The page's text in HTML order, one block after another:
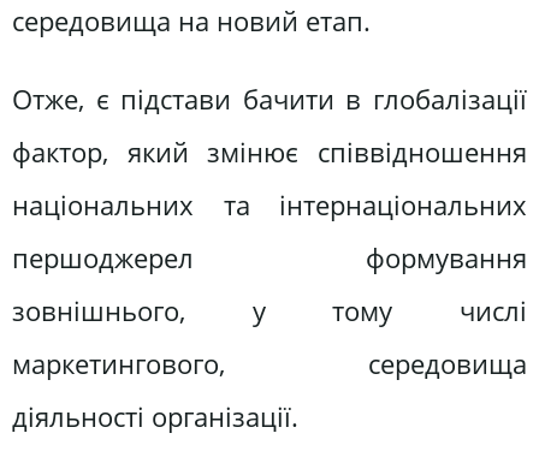
середовища на новий етап.
Отже, є підстави бачити в глобалізації
фактор, який змінює співвідношення
національних та інтернаціональних
першоджерел формування
зовнішнього, у тому числі
маркетингового, середовища
діяльності організації.